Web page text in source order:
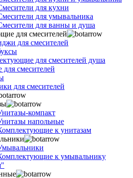
для кухни
для умывальника
для ванны и душа
для смесителей
для смесителей
для смесителей душа
для смесителей
для смесителей
компакт
напольные
к унитазам
к умывальнику